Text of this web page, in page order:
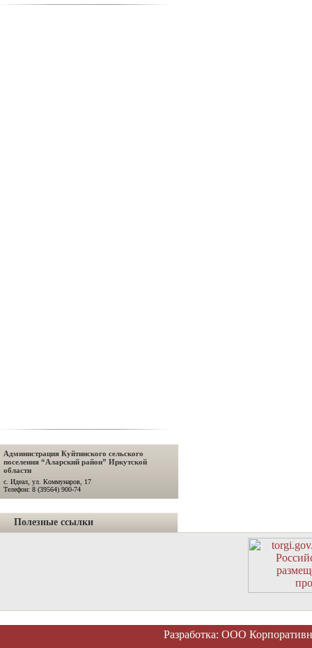
Администрация Куйтинского сельского
поселения “Аларский район” Иркутской
области
с. Идеал, ул. Коммунаров, 17
Телефон: 8 (39564) 900-74
Полезные ссылки
Разработка: ООО